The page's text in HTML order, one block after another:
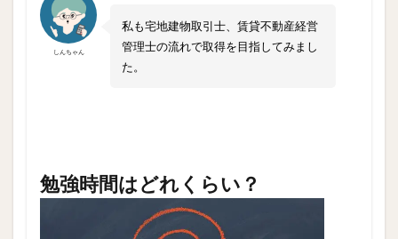
しんちゃん
私も宅地建物取引士、賃貸不動産経営
管理士の流れで取得を目指してみまし
た。
勉強時間はどれくらい？